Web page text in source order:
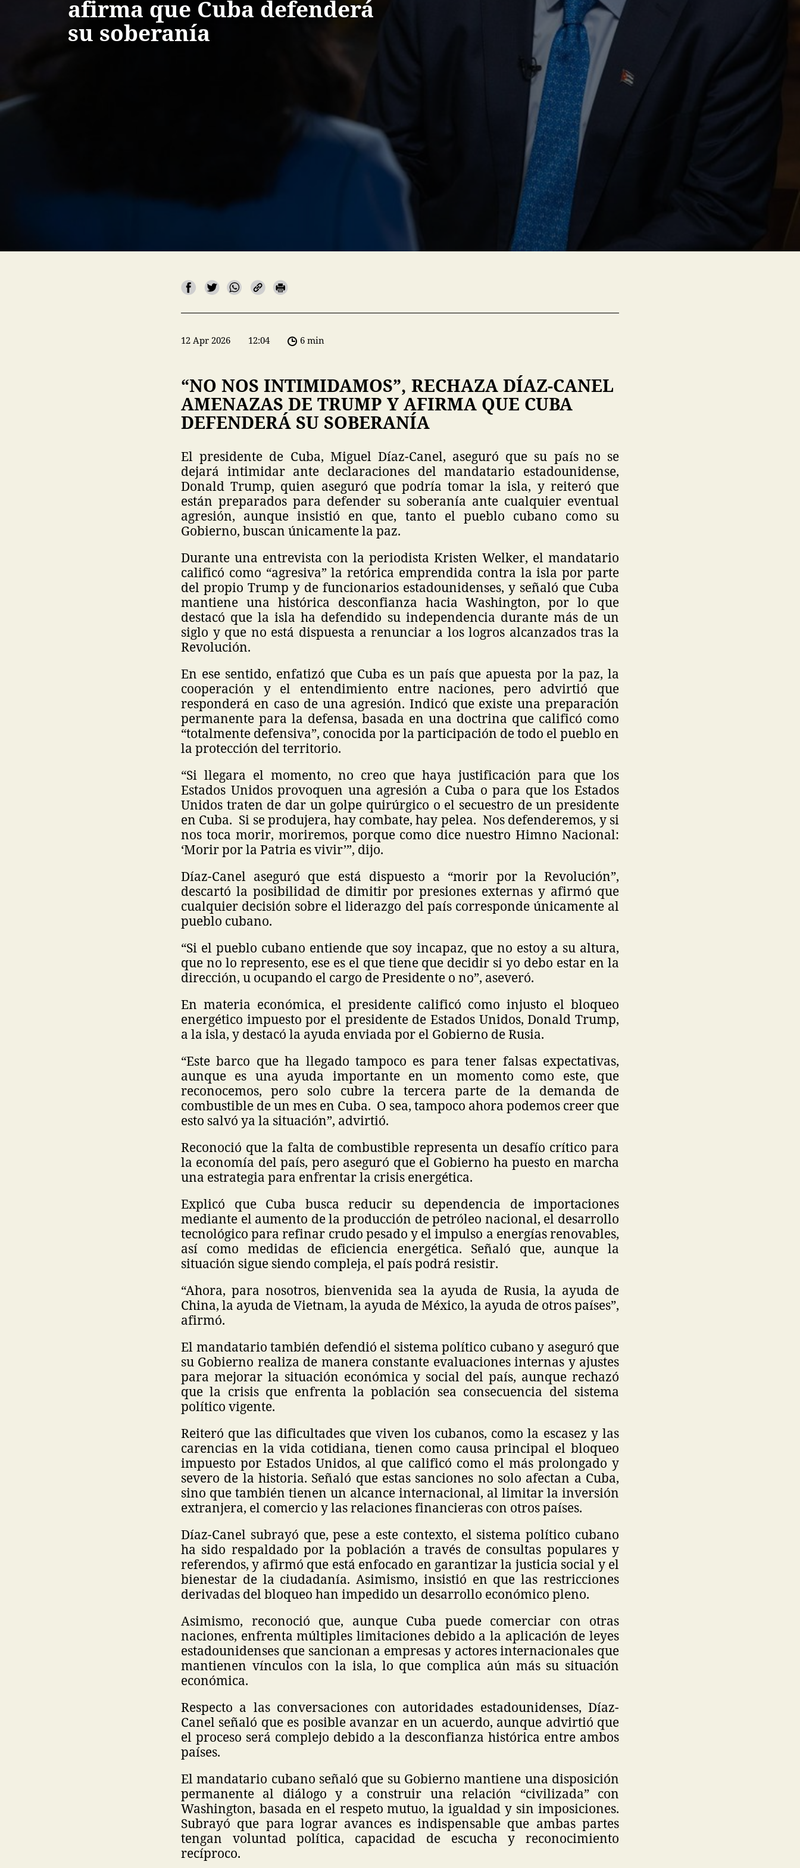
afirma que Cuba defenderá
su soberanía
12 Apr 2026 12:04 6 min
“NO NOS INTIMIDAMOS”, RECHAZA DÍAZ-CANEL
AMENAZAS DE TRUMP Y AFIRMA QUE CUBA
DEFENDERÁ SU SOBERANÍA
El presidente de Cuba, Miguel Díaz-Canel, aseguró que su país no se
dejará intimidar ante declaraciones del mandatario estadounidense,
Donald Trump, quien aseguró que podría tomar la isla, y reiteró que
están preparados para defender su soberanía ante cualquier eventual
agresión, aunque insistió en que, tanto el pueblo cubano como su
Gobierno, buscan únicamente la paz.
Durante una entrevista con la periodista Kristen Welker, el mandatario
calificó como “agresiva” la retórica emprendida contra la isla por parte
del propio Trump y de funcionarios estadounidenses, y señaló que Cuba
mantiene una histórica desconfianza hacia Washington, por lo que
destacó que la isla ha defendido su independencia durante más de un
siglo y que no está dispuesta a renunciar a los logros alcanzados tras la
Revolución.
En ese sentido, enfatizó que Cuba es un país que apuesta por la paz, la
cooperación y el entendimiento entre naciones, pero advirtió que
responderá en caso de una agresión. Indicó que existe una preparación
permanente para la defensa, basada en una doctrina que calificó como
“totalmente defensiva”, conocida por la participación de todo el pueblo en
la protección del territorio.
“Si llegara el momento, no creo que haya justificación para que los
Estados Unidos provoquen una agresión a Cuba o para que los Estados
Unidos traten de dar un golpe quirúrgico o el secuestro de un presidente
en Cuba. Si se produjera, hay combate, hay pelea. Nos defenderemos, y si
nos toca morir, moriremos, porque como dice nuestro Himno Nacional:
‘Morir por la Patria es vivir’”, dijo.
Díaz-Canel aseguró que está dispuesto a “morir por la Revolución”,
descartó la posibilidad de dimitir por presiones externas y afirmó que
cualquier decisión sobre el liderazgo del país corresponde únicamente al
pueblo cubano.
“Si el pueblo cubano entiende que soy incapaz, que no estoy a su altura,
que no lo represento, ese es el que tiene que decidir si yo debo estar en la
dirección, u ocupando el cargo de Presidente o no”, aseveró.
En materia económica, el presidente calificó como injusto el bloqueo
energético impuesto por el presidente de Estados Unidos, Donald Trump,
a la isla, y destacó la ayuda enviada por el Gobierno de Rusia.
“Este barco que ha llegado tampoco es para tener falsas expectativas,
aunque es una ayuda importante en un momento como este, que
reconocemos, pero solo cubre la tercera parte de la demanda de
combustible de un mes en Cuba. O sea, tampoco ahora podemos creer que
esto salvó ya la situación”, advirtió.
Reconoció que la falta de combustible representa un desafío crítico para
la economía del país, pero aseguró que el Gobierno ha puesto en marcha
una estrategia para enfrentar la crisis energética.
Explicó que Cuba busca reducir su dependencia de importaciones
mediante el aumento de la producción de petróleo nacional, el desarrollo
tecnológico para refinar crudo pesado y el impulso a energías renovables,
así como medidas de eficiencia energética. Señaló que, aunque la
situación sigue siendo compleja, el país podrá resistir.
“Ahora, para nosotros, bienvenida sea la ayuda de Rusia, la ayuda de
China, la ayuda de Vietnam, la ayuda de México, la ayuda de otros países”,
afirmó.
El mandatario también defendió el sistema político cubano y aseguró que
su Gobierno realiza de manera constante evaluaciones internas y ajustes
para mejorar la situación económica y social del país, aunque rechazó
que la crisis que enfrenta la población sea consecuencia del sistema
político vigente.
Reiteró que las dificultades que viven los cubanos, como la escasez y las
carencias en la vida cotidiana, tienen como causa principal el bloqueo
impuesto por Estados Unidos, al que calificó como el más prolongado y
severo de la historia. Señaló que estas sanciones no solo afectan a Cuba,
sino que también tienen un alcance internacional, al limitar la inversión
extranjera, el comercio y las relaciones financieras con otros países.
Díaz-Canel subrayó que, pese a este contexto, el sistema político cubano
ha sido respaldado por la población a través de consultas populares y
referendos, y afirmó que está enfocado en garantizar la justicia social y el
bienestar de la ciudadanía. Asimismo, insistió en que las restricciones
derivadas del bloqueo han impedido un desarrollo económico pleno.
Asimismo, reconoció que, aunque Cuba puede comerciar con otras
naciones, enfrenta múltiples limitaciones debido a la aplicación de leyes
estadounidenses que sancionan a empresas y actores internacionales que
mantienen vínculos con la isla, lo que complica aún más su situación
económica.
Respecto a las conversaciones con autoridades estadounidenses, Díaz-
Canel señaló que es posible avanzar en un acuerdo, aunque advirtió que
el proceso será complejo debido a la desconfianza histórica entre ambos
países.
El mandatario cubano señaló que su Gobierno mantiene una disposición
permanente al diálogo y a construir una relación “civilizada” con
Washington, basada en el respeto mutuo, la igualdad y sin imposiciones.
Subrayó que para lograr avances es indispensable que ambas partes
tengan voluntad política, capacidad de escucha y reconocimiento
recíproco.